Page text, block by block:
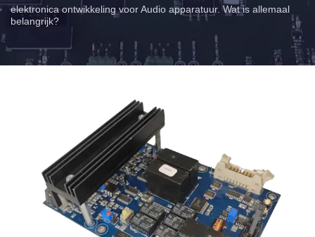
elektronica ontwikkeling voor Audio apparatuur. Wat is allemaal
belangrijk?